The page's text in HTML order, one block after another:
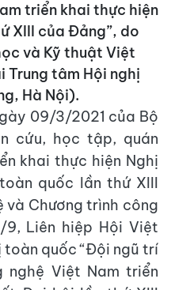
triển khai thực hiện
XIII của Đảng”, do
và Kỹ thuật Việt
Trung tâm Hội nghị
Hà Nội).
09/3/2021 của Bộ
cứu, học tập, quán
khai thực hiện Nghị
quốc lần thứ XIII
Chương trình công
9, Liên hiệp Hội Việt
toàn quốc “Đội ngũ trí
Việt Nam triển